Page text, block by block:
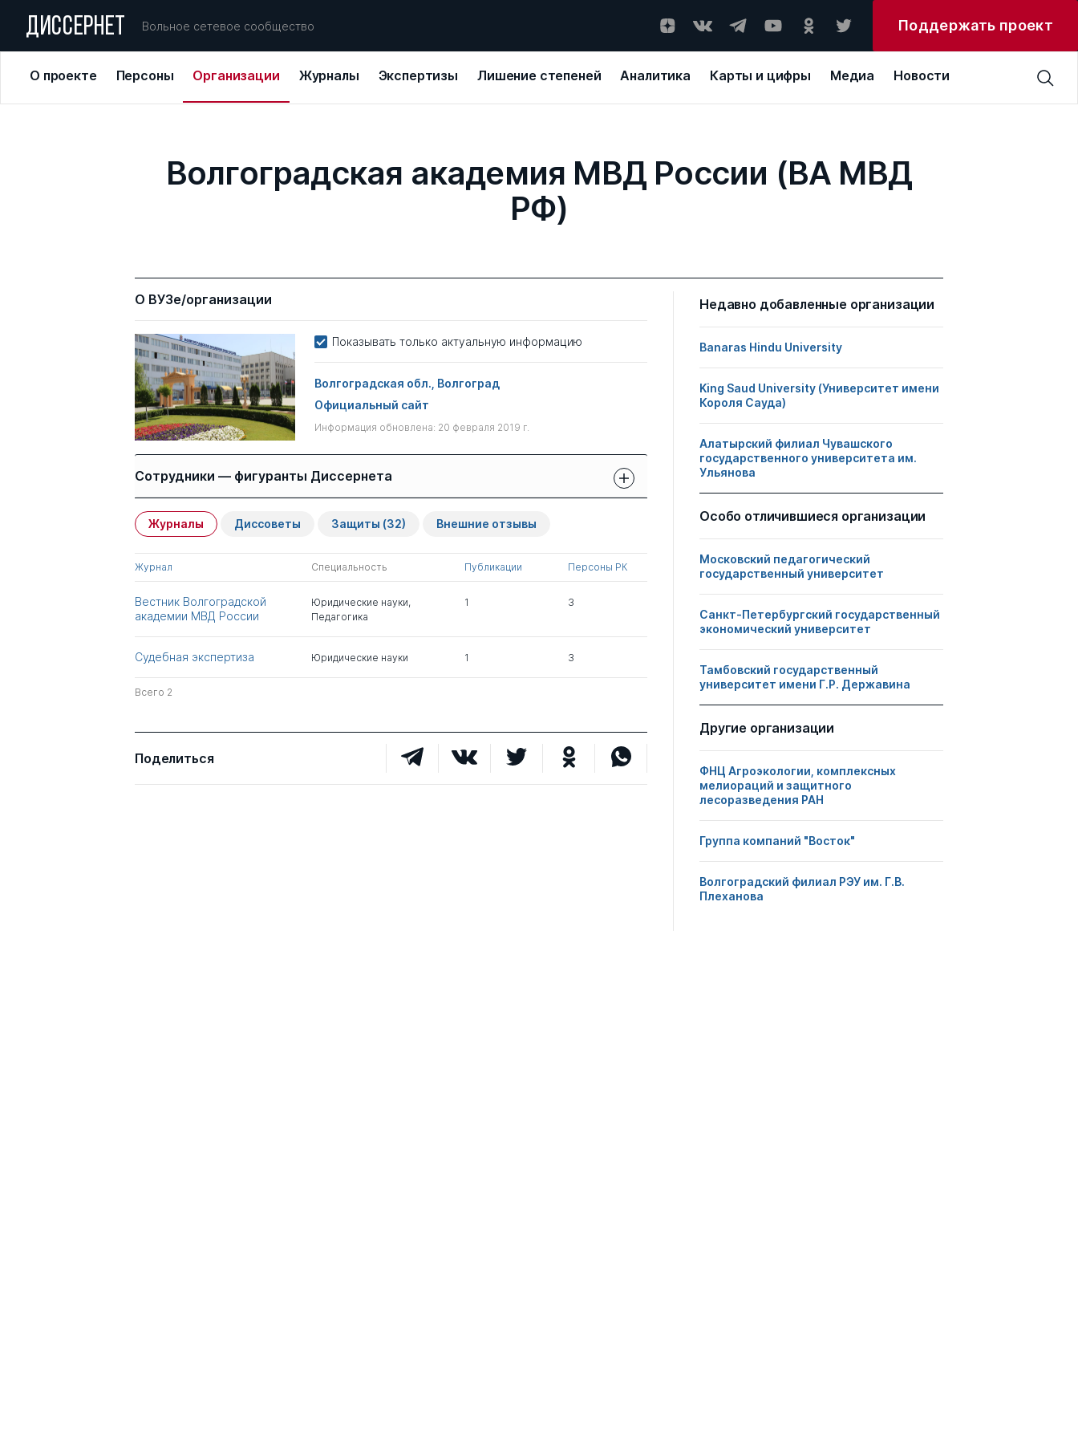
ДИССЕРНЕТ Вольное сетевое сообщество Поддержать проект
О проекте Персоны Организации Журналы Экспертизы Лишение степеней Аналитика Карты и цифры Медиа Новости
Волгоградская академия МВД России (ВА МВД
РФ)
О ВУЗе/организации
Показывать только актуальную информацию
Волгоградская обл., Волгоград
Официальный сайт
Информация обновлена: 20 февраля 2019 г.
Сотрудники — фигуранты Диссернета
Имя Степень
свои
сотрудников
Самарский Александр
Николаевич
к.пед.н. 1 0
Закатов Александр
Александрович
Всего 2
Журналы Диссоветы Защиты (32) Внешние отзывы
Журнал Специальность Публикации Персоны РК
Вестник Волгоградской
академии МВД России
Юридические науки,
Педагогика
1 3
Судебная экспертиза Юридические науки 1 3
Всего 2
Поделиться
Недавно добавленные организации
Banaras Hindu University
King Saud University (Университет имени
Короля Сауда)
Алатырский филиал Чувашского
государственного университета им.
Ульянова
Особо отличившиеся организации
Московский педагогический
государственный университет
Санкт-Петербургский государственный
экономический университет
Тамбовский государственный
университет имени Г.Р. Державина
Другие организации
ФНЦ Агроэкологии, комплексных
мелиораций и защитного
лесоразведения РАН
Группа компаний "Восток"
Волгоградский филиал РЭУ им. Г.В.
Плеханова